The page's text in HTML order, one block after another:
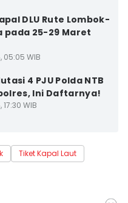
DLU Rute Lombok-
pada 25-29 Maret
05:05 WIB
4 PJU Polda NTB
Ini Daftarnya!
WIB
Tiket Kapal Laut